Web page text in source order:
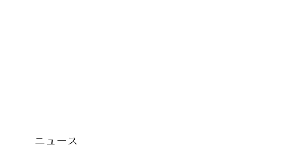
ニュース